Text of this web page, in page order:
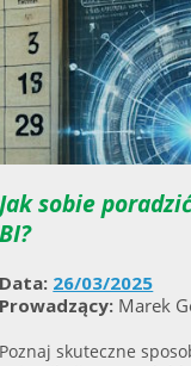
Jak sobie
BI?
Data: 26/03/2025
Prowadzący: Marek
Poznaj skuteczne